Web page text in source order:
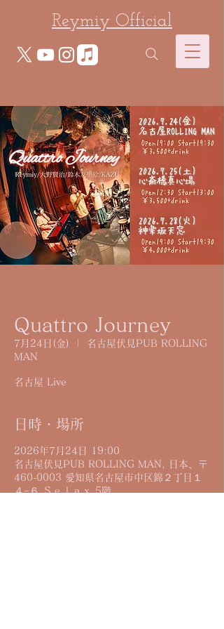
Reymiy Official
Quattro Journey
7月24日(金)
名古屋伏見PUB ROLLING
MAN
名古屋 Live
日時・場所
2026年7月24日 19:00
名古屋伏見PUB ROLLING MAN, 日本、〒
460-0003 愛知県名古屋市中区錦２丁目１
４−６ Ｓｅｌａｘ 5階